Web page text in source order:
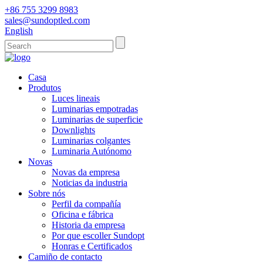
+86 755 3299 8983
sales@sundoptled.com
English
Casa
Produtos
Luces lineais
Luminarias empotradas
Luminarias de superficie
Downlights
Luminarias colgantes
Luminaria Autónomo
Novas
Novas da empresa
Noticias da industria
Sobre nós
Perfil da compañía
Oficina e fábrica
Historia da empresa
Por que escoller Sundopt
Honras e Certificados
Camiño de contacto